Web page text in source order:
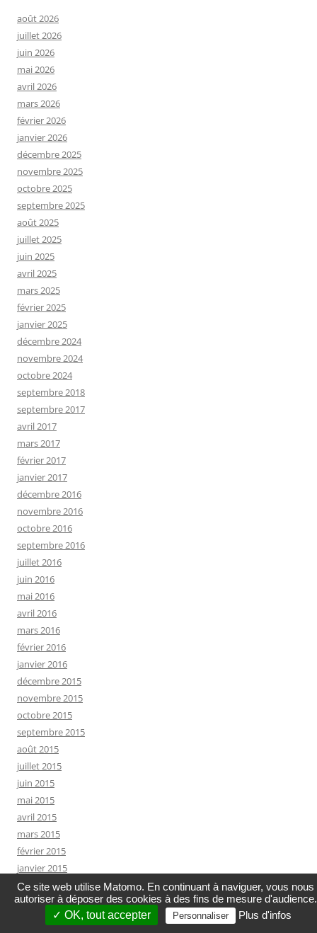
août 2026
juillet 2026
juin 2026
mai 2026
avril 2026
mars 2026
février 2026
janvier 2026
décembre 2025
novembre 2025
octobre 2025
septembre 2025
août 2025
juillet 2025
juin 2025
avril 2025
mars 2025
février 2025
janvier 2025
décembre 2024
novembre 2024
octobre 2024
septembre 2018
septembre 2017
avril 2017
mars 2017
février 2017
janvier 2017
décembre 2016
novembre 2016
octobre 2016
septembre 2016
juillet 2016
juin 2016
mai 2016
avril 2016
mars 2016
février 2016
janvier 2016
décembre 2015
novembre 2015
octobre 2015
septembre 2015
août 2015
juillet 2015
juin 2015
mai 2015
avril 2015
mars 2015
février 2015
janvier 2015
décembre 2014
novembre 2014
octobre 2014
Ce site web utilise Matomo. En continuant à naviguer, vous nous
autoriser à déposer des cookies à des fins de mesure d'audience.
✓ OK, tout accepter
Personnaliser Plus d'infos